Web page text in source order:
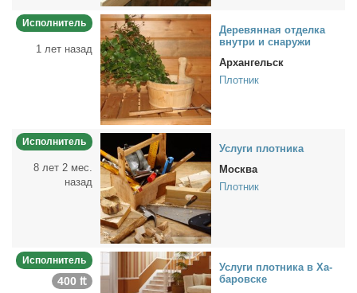
Исполнитель
1 лет назад
Де­ре­вян­ная от­дел­ка
внут­ри и сна­ру­жи
Архангельск
Плотник
Исполнитель
8 лет 2 мес.
назад
Услу­ги плот­ни­ка
Москва
Плотник
Исполнитель
400 ₶
Услу­ги плот­ни­ка в Ха­
ба­ров­ске